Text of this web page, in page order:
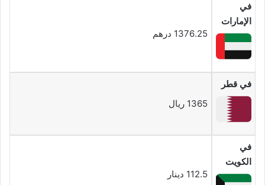
في
الإمارات
1376.25 درهم
في قطر
1365 ريال
في
الكويت
112.5 دينار